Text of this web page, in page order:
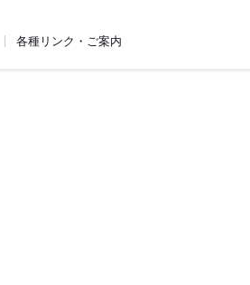
各種リンク・ご案内